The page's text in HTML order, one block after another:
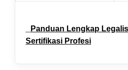
Panduan Lengkap
Sertifikasi Profesi